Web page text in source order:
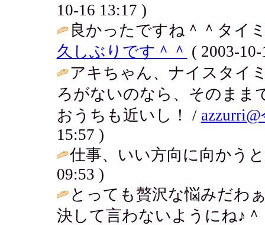
10-16 13:17 )
良かったですね＾＾タイ
久しぶりです＾＾ ( 2003-
アキちゃん、ナイスタイ
ろがないのなら、そのまま
おうちも近いし！ /
15:57 )
仕事、いい方向に向かう
09:53 )
とっても贅沢な悩みだわ
決して言わないようにね♪